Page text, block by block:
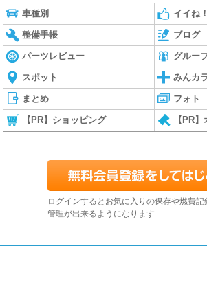
車種別 イイね！
整備手帳 ブログ
パーツレビュー グルー
スポット みんカ
まとめ フォト
【PR】ショッピング 【PR
ログインするとお気に入りの保存や燃費記
管理が出来るようになります